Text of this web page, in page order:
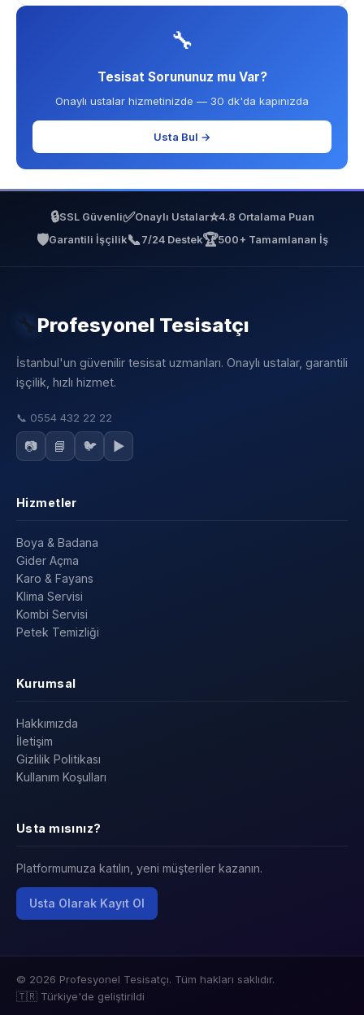
🔧
Tesisat Sorununuz mu Var?
Onaylı ustalar hizmetinizde — 30 dk'da kapınızda
Usta Bul →
🔒SSL Güvenli✅Onaylı Ustalar⭐4.8 Ortalama Puan
🛡️Garantili İşçilik📞 7/24 Destek🏆500+ Tamamlanan İş
🔧Profesyonel Tesisatçı
İstanbul'un güvenilir tesisat uzmanları. Onaylı ustalar, garantili
işçilik, hızlı hizmet.
📞 0554 432 22 22
📷 📘 🐦 ▶️
Hizmetler
Boya & Badana
Gider Açma
Karo & Fayans
Klima Servisi
Kombi Servisi
Petek Temizliği
Kurumsal
Hakkımızda
İletişim
Gizlilik Politikası
Kullanım Koşulları
Usta mısınız?
Platformumuza katılın, yeni müşteriler kazanın.
Usta Olarak Kayıt Ol
© 2026 Profesyonel Tesisatçı. Tüm hakları saklıdır.
🇹🇷 Türkiye'de geliştirildi